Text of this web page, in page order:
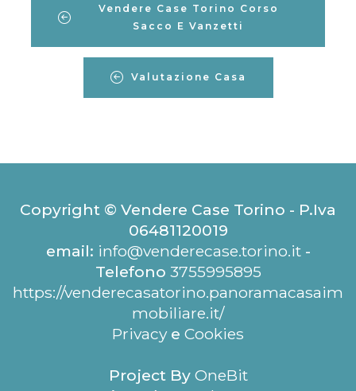
Vendere Case Torino Corso
Sacco E Vanzetti
Valutazione Casa
Copyright © Vendere Case Torino - P.Iva
06481120019
email: info@venderecase.torino.it-
Telefono 3755995895
https://venderecasatorino.panoramacasaim
mobiliare.it/
Privacy e Cookies
Project By OneBit